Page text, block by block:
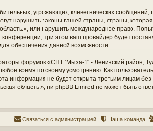
угрожающих, клеветнических
нарушить законы вашей страны, страны,
или нарушить международное право.
при этом ваш провайдер будет
обеспечения данной возможности.
форумов «СНТ "Мыза-1" - Ленинский район,
время по своему усмотрению. Как
информация не будет открыта третьим лицам
область.», ни phpBB Limited не может быть
Наша команда
Связаться с администрацией